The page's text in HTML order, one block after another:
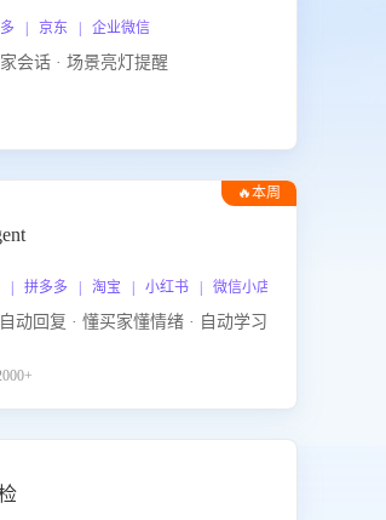
| 京东 | 企业微信
会话 · 场景亮灯提醒
🔥本周
| 拼多多 | 淘宝 | 小红书 | 微信小店 | 快手 | 唯品
动回复 · 懂买家懂情绪 · 自动学习